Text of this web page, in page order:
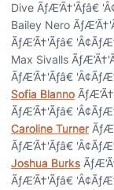
Dive ÃƒÆ’Ã†'Ãƒâ€
Bailey Nero
ÃƒÆ’Ã†'Ãƒâ€
Max Sivalls
ÃƒÆ’Ã†'Ãƒâ€
Sofia Blanno
ÃƒÆ’Ã†'Ãƒâ€
Caroline Turner
ÃƒÆ’Ã†'Ãƒâ€
Joshua Burks
ÃƒÆ’Ã†'Ãƒâ€